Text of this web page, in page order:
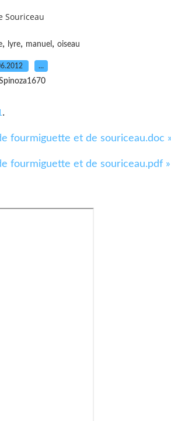
Souriceau
, lyre, manuel, oiseau
…
.
fourmiguette et de souriceau.doc »
fourmiguette et de souriceau.pdf »